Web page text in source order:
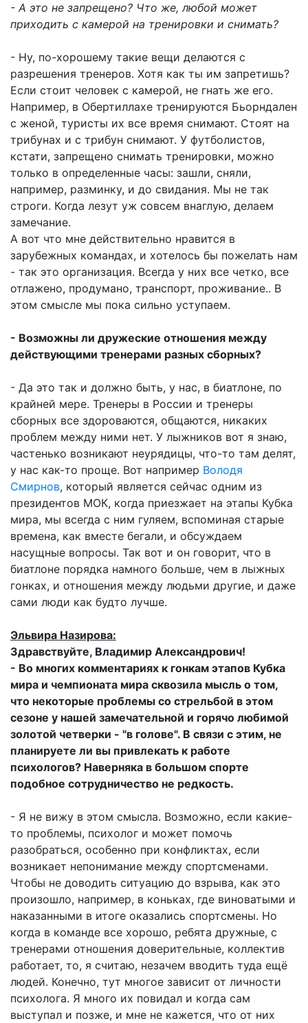
- А это не запрещено? Что же, любой может
приходить с камерой на тренировки и снимать?
- Ну, по-хорошему такие вещи делаются с
разрешения тренеров. Хотя как ты им запретишь?
Если стоит человек с камерой, не гнать же его.
Например, в Обертиллахе тренируются Бьорндален
с женой, туристы их все время снимают. Стоят на
трибунах и с трибун снимают. У футболистов,
кстати, запрещено снимать тренировки, можно
только в определенные часы: зашли, сняли,
например, разминку, и до свидания. Мы не так
строги. Когда лезут уж совсем внаглую, делаем
замечание.
А вот что мне действительно нравится в
зарубежных командах, и хотелось бы пожелать нам
- так это организация. Всегда у них все четко, все
отлажено, продумано, транспорт, проживание.. В
этом смысле мы пока сильно уступаем.
- Возможны ли дружеские отношения между
действующими тренерами разных сборных?
- Да это так и должно быть, у нас, в биатлоне, по
крайней мере. Тренеры в России и тренеры
сборных все здороваются, общаются, никаких
проблем между ними нет. У лыжников вот я знаю,
частенько возникают неурядицы, что-то там делят,
у нас как-то проще. Вот например Володя
Смирнов, который является сейчас одним из
президентов МОК, когда приезжает на этапы Кубка
мира, мы всегда с ним гуляем, вспоминая старые
времена, как вместе бегали, и обсуждаем
насущные вопросы. Так вот и он говорит, что в
биатлоне порядка намного больше, чем в лыжных
гонках, и отношения между людьми другие, и даже
сами люди как будто лучше.
Эльвира Назирова:
Здравствуйте, Владимир Александрович!
- Во многих комментариях к гонкам этапов Кубка
мира и чемпионата мира сквозила мысль о том,
что некоторые проблемы со стрельбой в этом
сезоне у нашей замечательной и горячо любимой
золотой четверки - "в голове". В связи с этим, не
планируете ли вы привлекать к работе
психологов? Наверняка в большом спорте
подобное сотрудничество не редкость.
- Я не вижу в этом смысла. Возможно, если какие-
то проблемы, психолог и может помочь
разобраться, особенно при конфликтах, если
возникает непонимание между спортсменами.
Чтобы не доводить ситуацию до взрыва, как это
произошло, например, в коньках, где виноватыми и
наказанными в итоге оказались спортсмены. Но
когда в команде все хорошо, ребята дружные, с
тренерами отношения доверительные, коллектив
работает, то, я считаю, незачем вводить туда ещё
людей. Конечно, тут многое зависит от личности
психолога. Я много их повидал и когда сам
выступал и позже, и мне не кажется, что от них